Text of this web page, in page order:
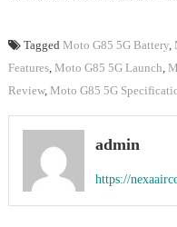
Tagged Moto G85 5G Battery,
Features, Moto G85 5G Launch,
Review, Moto G85 5G
admin
https://